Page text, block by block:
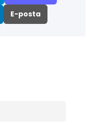
E-posta